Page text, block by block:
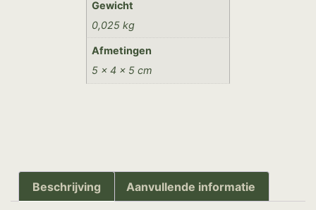
Gewicht
0,025 kg
Afmetingen
5 × 4 × 5 cm
Beschrijving Aanvullende informatie